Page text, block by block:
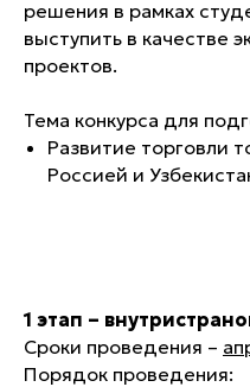
решения в рамках
выступить в качестве
проектов.
Тема конкурса для
Развитие торговли
Россией и
1 этап –
Сроки проведения –
Порядок проведения: